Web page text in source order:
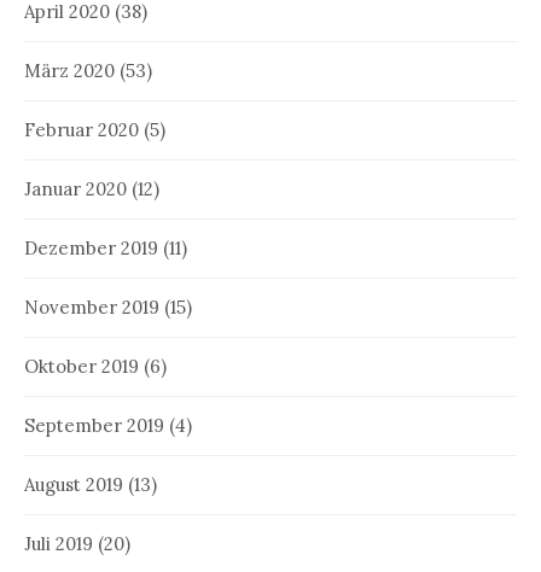
April 2020 (38)
März 2020 (53)
Februar 2020 (5)
Januar 2020 (12)
Dezember 2019 (11)
November 2019 (15)
Oktober 2019 (6)
September 2019 (4)
August 2019 (13)
Juli 2019 (20)